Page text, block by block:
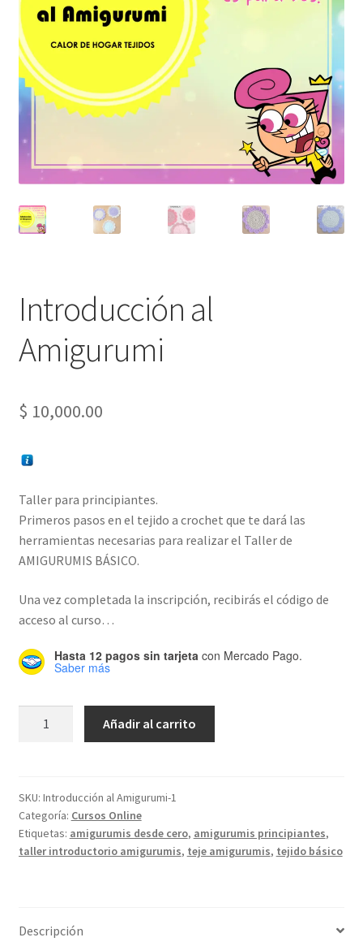
Introducción al
Amigurumi
$ 10,000.00
Taller para principiantes.
Primeros pasos en el tejido a crochet que te dará las
herramientas necesarias para realizar el Taller de
AMIGURUMIS BÁSICO.
Una vez completada la inscripción, recibirás el código de
acceso al curso…
Hasta 12 pagos sin tarjeta con Mercado Pago.
Saber más
Añadir al carrito
SKU: Introducción al Amigurumi-1
Categoría: Cursos Online
Etiquetas: amigurumis desde cero, amigurumis principiantes,
taller introductorio amigurumis, teje amigurumis, tejido básico
Descripción